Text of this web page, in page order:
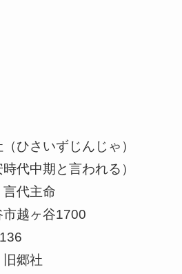
ひさいずじんじゃ）
代中期と言われる）
代主命
越ヶ谷1700
旧郷社